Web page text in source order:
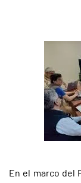
En el marco del